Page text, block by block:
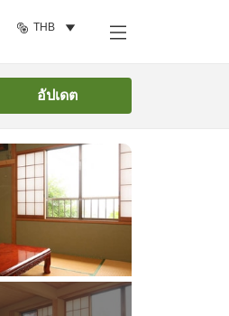
THB
อัปเดต
ค้นหาห้องพัก